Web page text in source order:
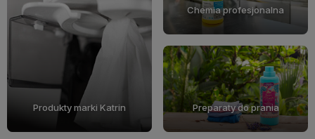
Produkty marki Katrin
Chemia profesjonalna
Preparaty do prania